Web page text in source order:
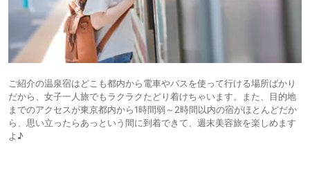
ご紹介の温泉宿はどこも都内から電車やバスを使って行ける場所ばかり
だから、女子一人旅でもラクラクたどり着けちゃいます。また、目的地
までのアクセスが東京都内から1時間弱～2時間以内の宿がほとんどだか
ら、思い立ったらあっという間に到着できて、週末美容旅を楽しめます
よ♪